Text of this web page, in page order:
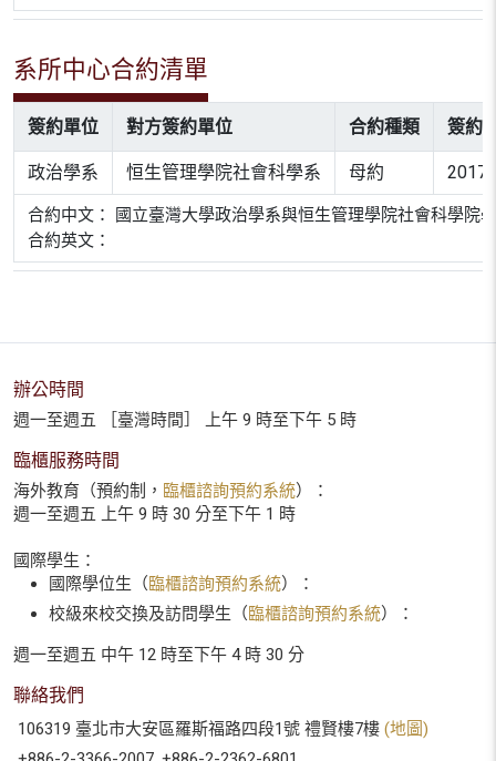
系所中心合約清單
簽約單位 對方簽約單位 合約種類 簽約
政治學系 恒生管理學院社會科學系 母約
合約中文： 國立臺灣大學政治學系與恒生管理學院社會科學院
合約英文：
辦公時間
週一至週五 ［臺灣時間］ 上午 9 時至下午 5 時
臨櫃服務時間
海外教育（預約制， 臨櫃諮詢預約系統）：
週一至週五 上午 9 時 30 分至下午 1 時
國際學生：
國際學位生（臨櫃諮詢預約系統）：
校級來校交換及訪問學生（臨櫃諮詢預約系統）：
週一至週五 中午 12 時至下午 4 時 30 分
聯絡我們
106319 臺北市大安區羅斯福路四段1號 禮賢樓7樓 (地圖)